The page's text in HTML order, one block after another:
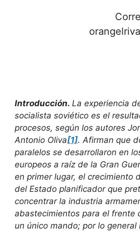
Introducción. La experiencia
socialista soviético es el
procesos, según los autores
Antonio Oliva[1]. Afirman que
paralelos se desarrollaron en
europeos a raíz de la Gran
en primer lugar, el crecimiento
del Estado planificador que
concentrar la industria
abastecimientos para el frente
un único mando; por lo general